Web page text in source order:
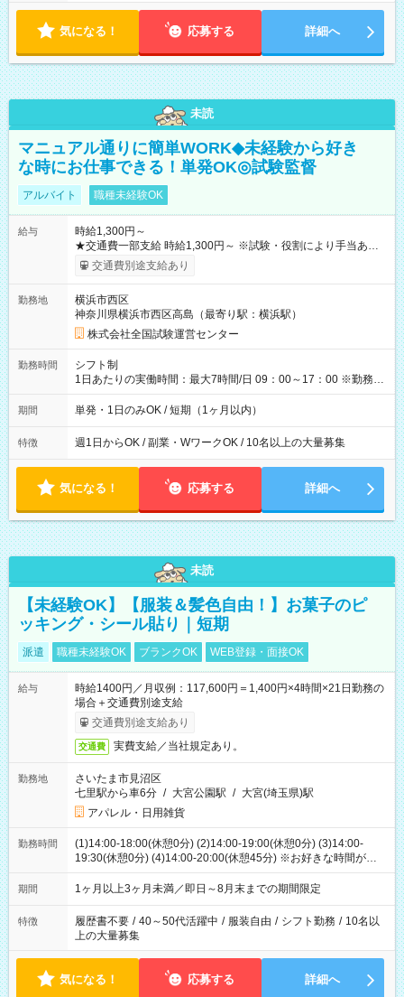
気になる！ 応募する 詳細へ
未読
マニュアル通りに簡単WORK◆未経験から好き
な時にお仕事できる！単発OK◎試験監督
アルバイト 職種未経験OK
給与
時給1,300円～
★交通費一部支給 時給1,300円～ ※試験・役割により手当あり
※勤務回数により昇給あり 【即給（前払い）オプションあ
り！】 希望される場合、勤務から1週間ほどで給与の一部を受け
例】 ・河合塾模擬試験 8:30～17:30（休憩1時間） 時給1,300円
×8時間＝日収10,400円＋交通費 ※当日の役割により時給＋100
円の場合あり ・国家試験 7:00～13:30（休憩なし） 時給1,300
円（役割手当＋100円）×6時間＝日収8,400円＋交通費 【試用期
間】試用期間なし
交通費別途支給あり
勤務地
横浜市西区
神奈川県横浜市西区高島（最寄り駅：横浜駅）
株式会社全国試験運営センター
勤務時間
シフト制
1日あたりの実働時間：最大7時間/日 09：00～17：00 ※勤務時
間は 試験により異なります。
期間 単発・1日のみOK / 短期（1ヶ月以内）
特徴 週1日からOK / 副業・WワークOK / 10名以上の大量募集
気になる！ 応募する 詳細へ
未読
【未経験OK】【服装＆髪色自由！】お菓子のピ
ッキング・シール貼り｜短期
派遣 職種未経験OK ブランクOK WEB登録・面接OK
給与
時給1400円／月収例：117,600円＝1,400円×4時間×21日勤務の
場合＋交通費別途支給
交通費別途支給あり
交通費 実費支給／当社規定あり。
勤務地
さいたま市見沼区
七里駅から車6分 / 大宮公園駅 / 大宮(埼玉県)駅
アパレル・日用雑貨
勤務時間
(1)14:00-18:00(休憩0分) (2)14:00-19:00(休憩0分) (3)14:00-
19:30(休憩0分) (4)14:00-20:00(休憩45分) ※お好きな時間が選べ
ます
期間 1ヶ月以上3ヶ月未満／即日～8月末までの期間限定
特徴 履歴書不要 / 40～50代活躍中 / 服装自由 / シフト勤務 / 10名以
上の大量募集
気になる！ 応募する 詳細へ